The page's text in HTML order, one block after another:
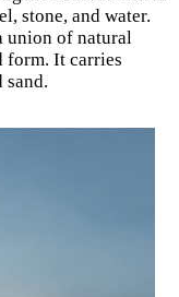
stone, and water.
union of natural
form. It carries